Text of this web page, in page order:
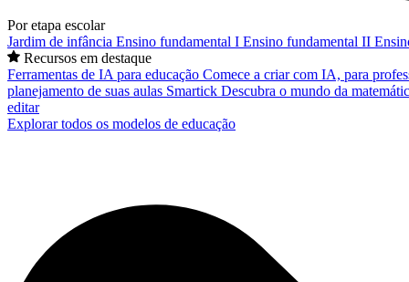
Por etapa escolar
Jardim de infância Ensino fundamental I Ensino fundamental II
Recursos em destaque
Ferramentas de IA para educação Comece a criar com IA, para
planejamento de suas aulas Smartick Descubra o mundo da
editar
Explorar todos os modelos de educação